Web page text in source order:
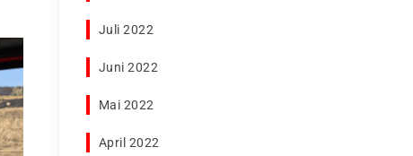
Juli 2022
Juni 2022
Mai 2022
April 2022